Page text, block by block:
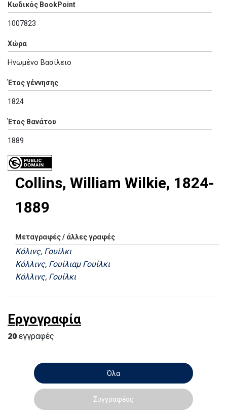
Κωδικός BookPoint
1007823
Χώρα
Ηνωμένο Βασίλειο
Έτος γέννησης
1824
Έτος θανάτου
1889
Collins, William Wilkie, 1824-
1889
Μεταγραφές / άλλες γραφές
Κόλινς, Γουίλκι
Κόλλινς, Γουίλιαμ Γουίλκι
Κόλλινς, Γουίλκι
Εργογραφία
20 εγγραφές
Όλα
Συγγραφέας